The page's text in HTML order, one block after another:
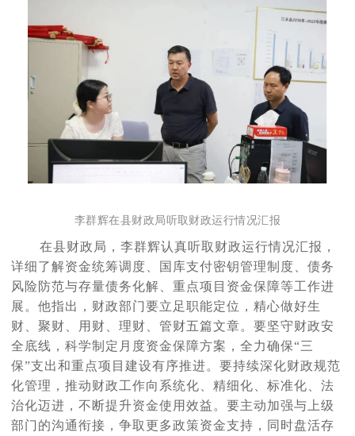
李群辉在县财政局听取财政运行情况汇报
在县财政局，李群辉认真听取财政运行情况汇报，
详细了解资金统筹调度、国库支付密钥管理制度、债务
风险防范与存量债务化解、重点项目资金保障等工作进
展。他指出，财政部门要立足职能定位，精心做好生
财、聚财、用财、理财、管财五篇文章。要坚守财政安
全底线，科学制定月度资金保障方案，全力确保“三
保”支出和重点项目建设有序推进。要持续深化财政规范
化管理，推动财政工作向系统化、精细化、标准化、法
治化迈进，不断提升资金使用效益。要主动加强与上级
部门的沟通衔接，争取更多政策资金支持，同时盘活存